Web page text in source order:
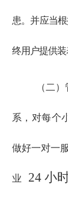
患。并应当
终用户提供装
（二
系，对每个
做好一对一
业 24 小